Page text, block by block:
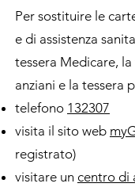
Per sostituire le
e di assistenza
tessera Medicare,
anziani e la tessera
telefono 132307
visita il sito web
registrato)
visitare un centro di